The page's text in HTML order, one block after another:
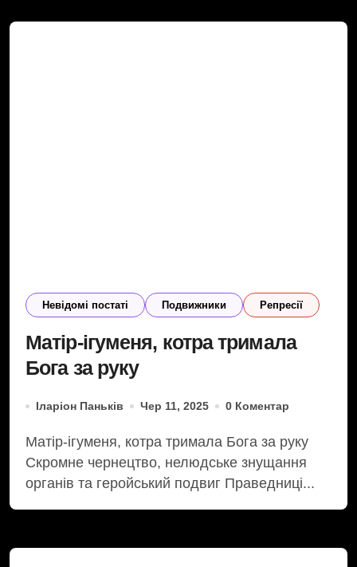
Невідомі постаті Подвижники Репресії
Матір-ігуменя, котра тримала
Бога за руку
Іларіон Паньків Чер 11, 2025 0 Коментар
Матір-ігуменя, котра тримала Бога за руку
Скромне чернецтво, нелюдське знущання
органів та геройський подвиг Праведниці...